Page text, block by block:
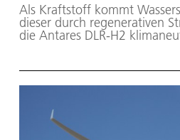
Als Kraftstoff kommt
dieser durch regenerativen
die Antares DLR-H2
als 10 Prozent.